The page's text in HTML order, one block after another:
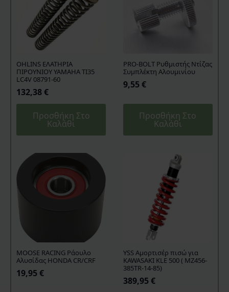
OHLINS ΕΛΑΤΗΡΙΑ
ΠΙΡΟΥΝΙΟΥ YAMAHA TI35
LC4V 08791-60
132,38€
Προσθήκη Στο
Καλάθι
PRO-BOLT Ρυθμιστής Ντίζας
Συμπλέκτη Αλουμινίου
9,55 €
Προσθήκη Στο
Καλάθι
MOOSE RACING Ράουλο
Αλυσίδας HONDA CR/CRF
19,95 €
YSS Αμορτισέρ πισώ για
KAWASAKI KLE 500 ( MZ456-
385TR-14-85)
389,95 €